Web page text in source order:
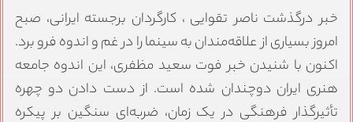
خبر درگذشت ناصر تقوایی ، کارگردان برجسته ایرانی، صبح
امروز بسیاری از علاقه‌مندان به سینما را در غم و اندوه فرو برد.
اکنون با شنیدن خبر فوت سعید مظفری، این اندوه جامعه
هنری ایران دوچندان شده است. از دست دادن دو چهره
تأثیرگذار فرهنگی در یک زمان، ضربه‌ای سنگین بر پیکره